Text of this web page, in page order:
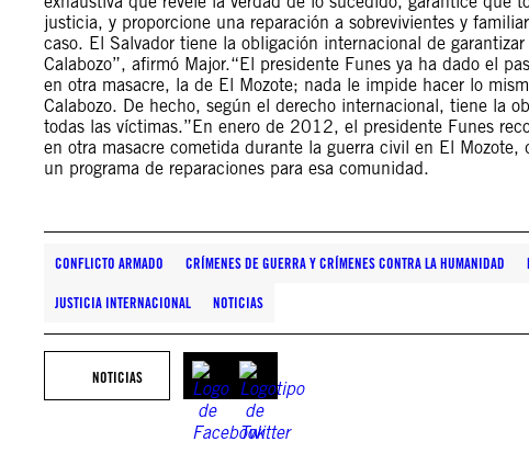
justicia, y proporcione una reparación a sobrevivientes y
caso. El Salvador tiene la obligación internacional de
Calabozo”, afirmó Major.“El presidente Funes ya ha dado el
en otra masacre, la de El Mozote; nada le impide hacer lo
Calabozo. De hecho, según el derecho internacional, tiene la
todas las víctimas.”En enero de 2012, el presidente Funes
en otra masacre cometida durante la guerra civil en El
un programa de reparaciones para esa comunidad.
CONFLICTO ARMADO CRÍMENES DE GUERRA Y CRÍMENES CONTRA LA HUMANIDAD
JUSTICIA INTERNACIONAL NOTICIAS
NOTICIAS